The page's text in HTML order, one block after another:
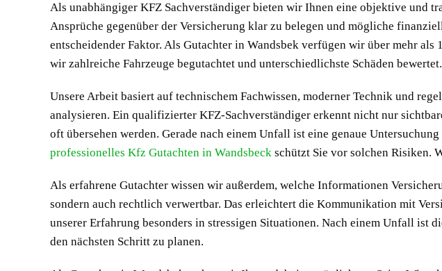
Als unabhängiger KFZ Sachverständiger bieten wir Ihnen eine objektive und
Ansprüche gegenüber der Versicherung klar zu belegen und mögliche
entscheidender Faktor. Als Gutachter in Wandsbek verfügen wir über mehr
wir zahlreiche Fahrzeuge begutachtet und unterschiedlichste Schäden bewertet.
Unsere Arbeit basiert auf technischem Fachwissen, moderner Technik und
analysieren. Ein qualifizierter KFZ-Sachverständiger erkennt nicht nur
oft übersehen werden. Gerade nach einem Unfall ist eine genaue
professionelles Kfz Gutachten in Wandsbeck schützt Sie vor solchen Risiken.
Als erfahrene Gutachter wissen wir außerdem, welche Informationen
sondern auch rechtlich verwertbar. Das erleichtert die Kommunikation mit
unserer Erfahrung besonders in stressigen Situationen. Nach einem Unfall
den nächsten Schritt zu planen.